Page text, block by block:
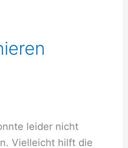
leider nicht
Vielleicht hilft die